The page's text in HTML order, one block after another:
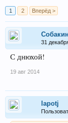
1 2 Вперёд >
Собакин
31
С днюхой!
19 авг 2014
lapotj